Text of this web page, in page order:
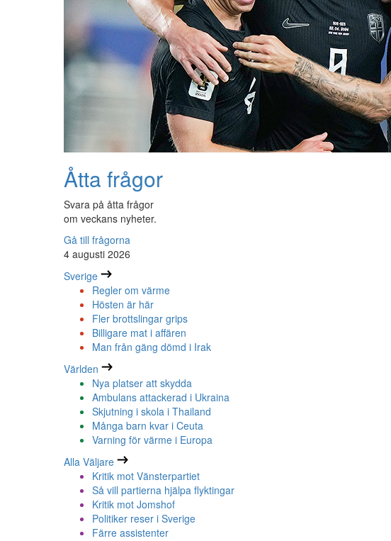
Åtta frågor
Svara på åtta frågor
om veckans nyheter.
Gå till frågorna
4 augusti 2026
Sverige
Regler om värme
Hösten är här
Fler brottslingar grips
Billigare mat i affären
Man från gäng dömd i Irak
Världen
Nya platser att skydda
Ambulans attackerad i Ukraina
Skjutning i skola i Thailand
Många barn kvar i Ceuta
Varning för värme i Europa
Alla Väljare
Kritik mot Vänsterpartiet
Så vill partierna hjälpa flyktingar
Kritik mot Jomshof
Politiker reser i Sverige
Färre assistenter